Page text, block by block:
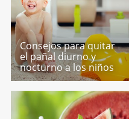
Consejos para quitar
el pañal diurno y
nocturno a los niños